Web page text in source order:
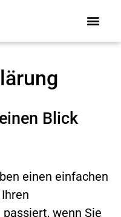
Blick
einen einfachen
wenn Sie